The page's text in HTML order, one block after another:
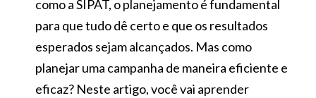
como a SIPAT, o planejamento é fundamental
para que tudo dê certo e que os resultados
esperados sejam alcançados. Mas como
planejar uma campanha de maneira eficiente e
eficaz? Neste artigo, você vai aprender